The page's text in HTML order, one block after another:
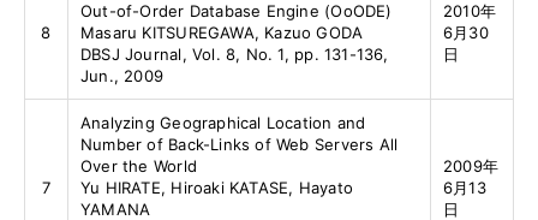
8
Out-of-Order Database Engine (OoODE)
Masaru KITSUREGAWA, Kazuo GODA
DBSJ Journal, Vol. 8, No. 1, pp. 131-136,
Jun., 2009
2010年
6月30
日
7
Analyzing Geographical Location and
Number of Back-Links of Web Servers All
Over the World
Yu HIRATE, Hiroaki KATASE, Hayato
YAMANA
2009年
6月13
日